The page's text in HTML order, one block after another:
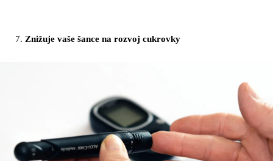
Znižuje vaše šance na rozvoj cukrovky